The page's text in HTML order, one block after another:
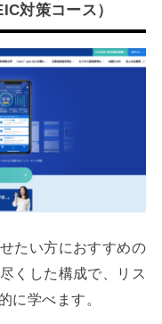
対策コース）
たい方におすすめの
くした構成で、リス
に学べます。